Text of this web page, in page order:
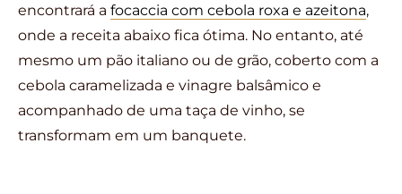
encontrará a focaccia com cebola roxa e azeitona,
onde a receita abaixo fica ótima. No entanto, até
mesmo um pão italiano ou de grão, coberto com a
cebola caramelizada e vinagre balsâmico e
acompanhado de uma taça de vinho, se
transformam em um banquete.